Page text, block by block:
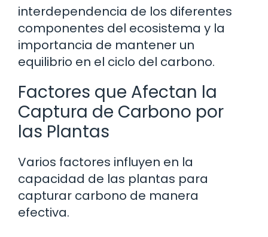
interdependencia de los diferentes
componentes del ecosistema y la
importancia de mantener un
equilibrio en el ciclo del carbono.
Factores que Afectan la
Captura de Carbono por
las Plantas
Varios factores influyen en la
capacidad de las plantas para
capturar carbono de manera
efectiva.